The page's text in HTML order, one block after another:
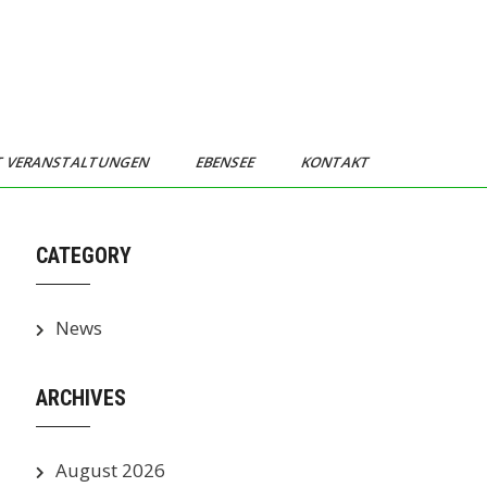
VERANSTALTUNGEN EBENSEE KONTAKT
CATEGORY
News
ARCHIVES
August 2026